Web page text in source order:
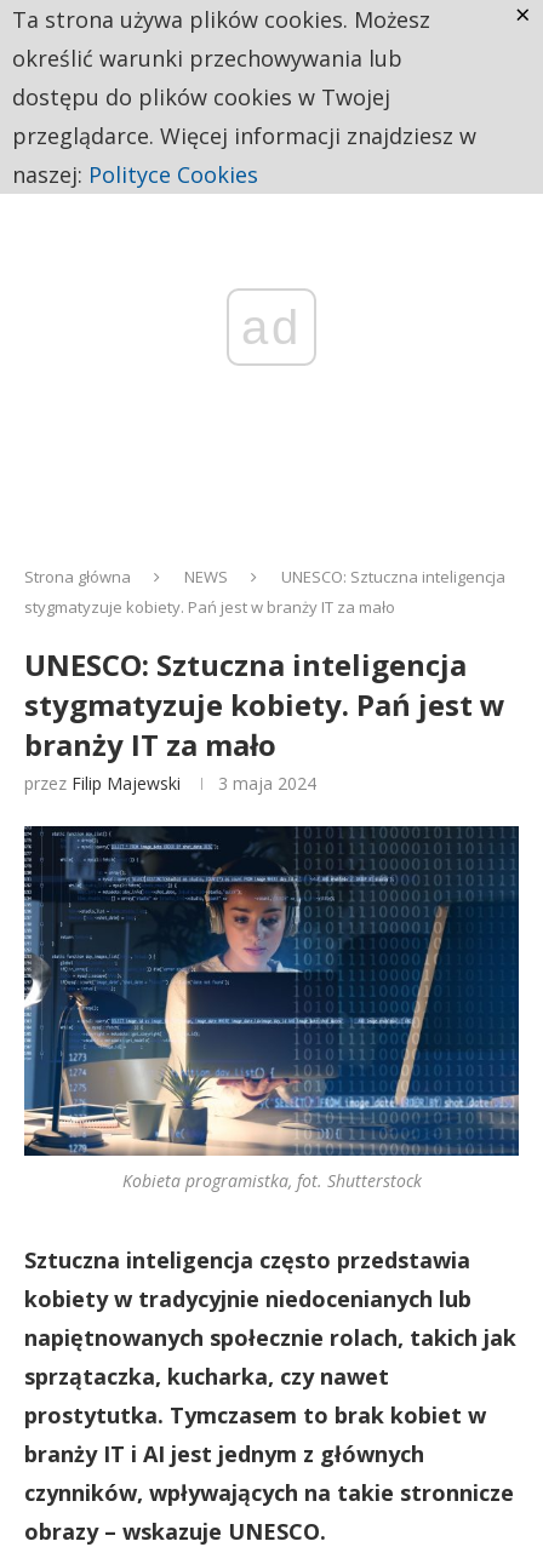
ad
Strona główna NEWS
UNESCO: Sztuczna inteligencja
stygmatyzuje kobiety. Pań jest w branży IT za mało
UNESCO: Sztuczna inteligencja
stygmatyzuje kobiety. Pań jest w
branży IT za mało
przez Filip Majewski 3 maja 2024
Kobieta programistka, fot. Shutterstock
Sztuczna inteligencja często przedstawia
kobiety w tradycyjnie niedocenianych lub
napiętnowanych społecznie rolach, takich jak
sprzątaczka, kucharka, czy nawet
prostytutka. Tymczasem to brak kobiet w
branży IT i AI jest jednym z głównych
czynników, wpływających na takie stronnicze
obrazy – wskazuje UNESCO.
Ta strona używa plików cookies. Możesz
określić warunki przechowywania lub
dostępu do plików cookies w Twojej
przeglądarce. Więcej informacji znajdziesz w
naszej: Polityce Cookies
×